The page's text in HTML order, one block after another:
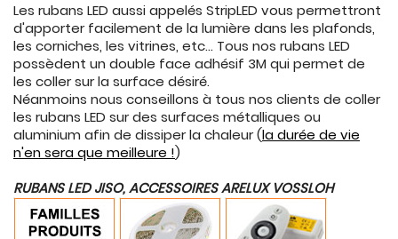
LUMINAIRES
CONNECTES
ACCESSOIRES
ECLAIRAGES
SOLAIRES
FLUO-
COMPACTE
Les rubans LED aussi appelés StripLED vous permettront
d'apporter facilement de la lumière dans les plafonds,
les corniches, les vitrines, etc... Tous nos rubans LED
possèdent un double face adhésif 3M qui permet de
les coller sur la surface désiré.
Néanmoins nous conseillons à tous nos clients de coller
les rubans LED sur des surfaces métalliques ou
aluminium afin de dissiper la chaleur (la durée de vie
n'en sera que meilleure !)
RUBANS LED JISO, ACCESSOIRES ARELUX VOSSLOH